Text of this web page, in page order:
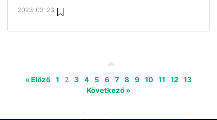
2023-03-23
« Előző 1 2 3 4 5 6 7 8 9 10 11 12
13
Következő »